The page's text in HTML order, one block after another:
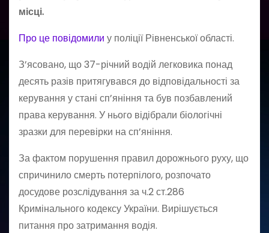
місці.
Про це повідомили у поліції Рівненської області.
З’ясовано, що 37-річний водій легковика понад
десять разів притягувався до відповідальності за
керування у стані сп’яніння та був позбавлений
права керування. У нього відібрали біологічні
зразки для перевірки на сп’яніння.
За фактом порушення правил дорожнього руху, що
спричинило смерть потерпілого, розпочато
досудове розслідування за ч.2 ст.286
Кримінального кодексу України. Вирішується
питання про затримання водія.